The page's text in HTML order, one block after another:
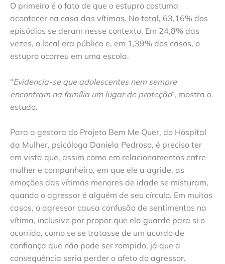
O primeiro é o fato de que o estupro costuma
acontecer na casa das vítimas. No total, 63,16% dos
episódios se deram nesse contexto. Em 24,8% das
vezes, o local era público e, em 1,39% dos casos, o
estupro ocorreu em uma escola.
“Evidencia-se que adolescentes nem sempre
encontram na família um lugar de proteção“, mostra o
estudo.
Para a gestora do Projeto Bem Me Quer, do Hospital
da Mulher, psicóloga Daniela Pedroso, é preciso ter
em vista que, assim como em relacionamentos entre
mulher e companheiro, em que ele a agride, as
emoções das vítimas menores de idade se misturam,
quando o agressor é alguém de seu círculo. Em muitos
casos, o agressor causa confusão de sentimentos na
vítima, inclusive por propor que ela guarde para si o
ocorrido, como se se tratasse de um acordo de
confiança que não pode ser rompido, já que a
consequência seria perder o afeto do agressor.